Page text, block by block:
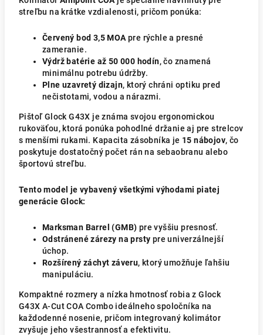
streľbu na krátke vzdialenosti, pričom ponúka:
Červený bod 3,5 MOA pre rýchle a presné
zameranie.
Výdrž batérie až 50 000 hodín, čo znamená
minimálnu potrebu údržby.
Plne uzavretý dizajn, ktorý chráni optiku pred
nečistotami, vodou a nárazmi.
Pištoľ Glock G43X je známa svojou ergonomickou
rukoväťou, ktorá ponúka pohodlné držanie aj pre strelcov
s menšími rukami. Kapacita zásobníka je 15 nábojov, čo
poskytuje dostatočný počet rán na sebaobranu alebo
športovú streľbu.
Tento model je vybavený všetkými výhodami piatej
generácie Glock:
Marksman Barrel (GMB) pre vyššiu presnosť.
Odstránené zárezy na prsty pre univerzálnejší
úchop.
Rozšírený záchyt záveru, ktorý umožňuje ľahšiu
manipuláciu.
Kompaktné rozmery a nízka hmotnosť robia z Glock
G43X A-Cut COA Combo ideálneho spoločníka na
každodenné nosenie, pričom integrovaný kolimátor
zvyšuje jeho všestrannosť a efektivitu.